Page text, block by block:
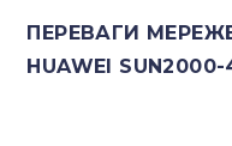
ПЕРЕВАГИ
HUAWEI